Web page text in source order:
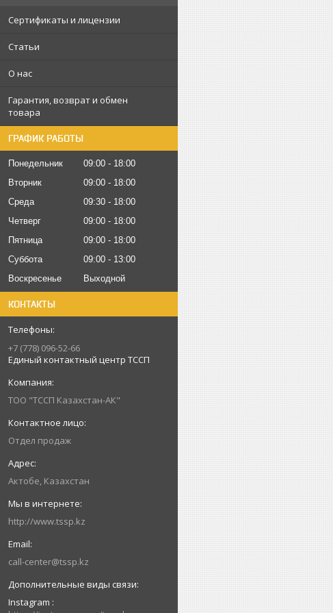
Сертификаты и лицензии
Статьи
О нас
Гарантия, возврат и обмен
товара
ГРАФИК РАБОТЫ
Понедельник 09:00
18:00
Вторник
09:00
18:00
Среда
09:30
18:00
Четверг
09:00
18:00
Пятница
09:00
18:00
Суббота
09:00
13:00
Воскресенье
Выходной
КОНТАКТЫ
+7 (778) 096-52-66
Единый контактный центр ТССП
ТОО "ТССП Казахстан-АК"
Отдел продаж
Актобе, Казахстан
http://www.tssp.kz
call-center@tssp.kz
Instagram